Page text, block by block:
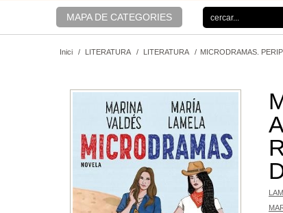
MAPA DE CATEGORIES
Inici / LITERATURA / LITERATURA / MICRODRAMAS.